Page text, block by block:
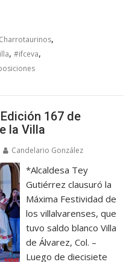
,
,#ifceva,
167 de
la Villa
Candelario González
*Alcaldesa Tey
Gutiérrez clausuró la
Máxima Festividad de
los villalvarenses, que
tuvo saldo blanco Villa
de Álvarez, Col. –
Luego de diecisiete